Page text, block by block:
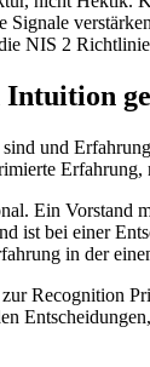
Signale
NIS 2
und
Erfahrung,
Ein Vorstand
ist bei einer
in der
Recognition